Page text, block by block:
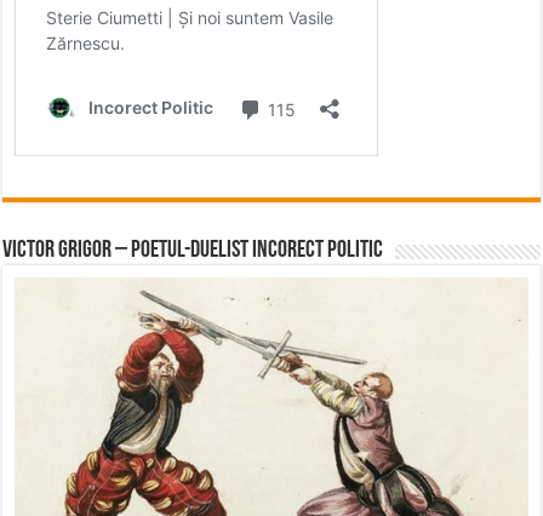
Victor Grigor – Poetul-Duelist Incorect Politic